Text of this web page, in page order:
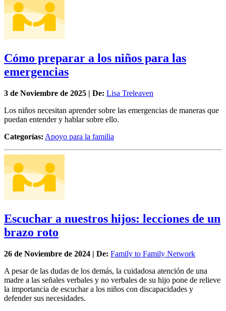
Cómo preparar a los niños para las
emergencias
3 de Noviembre de 2025 | De: Lisa Treleaven
Los niños necesitan aprender sobre las emergencias de maneras que
puedan entender y hablar sobre ello.
Categorías: Apoyo para la familia
Escuchar a nuestros hijos: lecciones de un
brazo roto
26 de Noviembre de 2024 | De: Family to Family Network
A pesar de las dudas de los demás, la cuidadosa atención de una
madre a las señales verbales y no verbales de su hijo pone de relieve
la importancia de escuchar a los niños con discapacidades y
defender sus necesidades.